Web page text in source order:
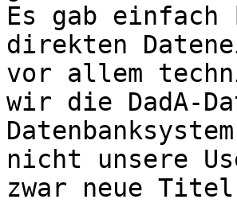
Es gab
direkten
vor allem
wir die DadA-
nicht unsere
zwar neue Titel